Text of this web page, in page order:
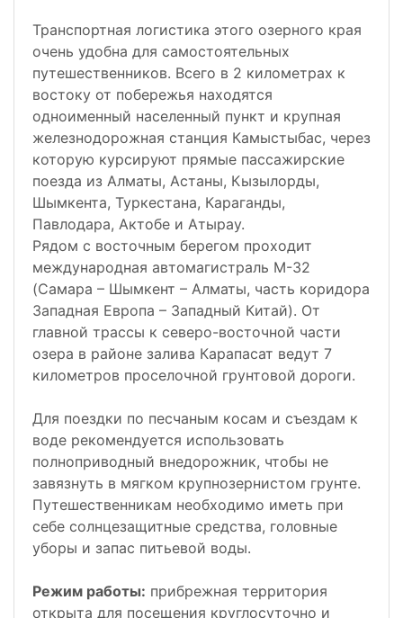
Транспортная логистика этого озерного края
очень удобна для самостоятельных
путешественников. Всего в 2 километрах к
востоку от побережья находятся
одноименный населенный пункт и крупная
железнодорожная станция Камыстыбас, через
которую курсируют прямые пассажирские
поезда из Алматы, Астаны, Кызылорды,
Шымкента, Туркестана, Караганды,
Павлодара, Актобе и Атырау.
Рядом с восточным берегом проходит
международная автомагистраль М-32
(Самара – Шымкент – Алматы, часть коридора
Западная Европа – Западный Китай). От
главной трассы к северо-восточной части
озера в районе залива Карапасат ведут 7
километров проселочной грунтовой дороги.
Для поездки по песчаным косам и съездам к
воде рекомендуется использовать
полноприводный внедорожник, чтобы не
завязнуть в мягком крупнозернистом грунте.
Путешественникам необходимо иметь при
себе солнцезащитные средства, головные
уборы и запас питьевой воды.
Режим работы: прибрежная территория
открыта для посещения круглосуточно и